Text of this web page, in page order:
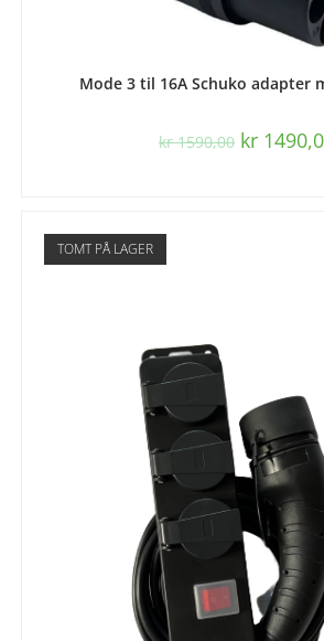
Mode 3 til 16A Schuko adapter
kr1590,00 kr
TOMT PÅ LAGER